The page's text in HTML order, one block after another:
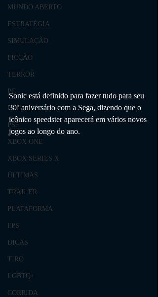
MUNDO ABERTO
ESTRATÉGIA
SIMULAÇÃO
FICÇÃO
TERROR
PC
PS4
PS5
XBOX ONE
XBOX SERIES X
ÚLTIMAS
TRAILER
PLATAFORMA
FPS
DICAS
TIRO
LGBTQ+
CORRIDA
Sonic está definido para fazer tudo para seu
30º aniversário com a Sega, dizendo que o
icônico speedster aparecerá em vários novos
jogos ao longo do ano.